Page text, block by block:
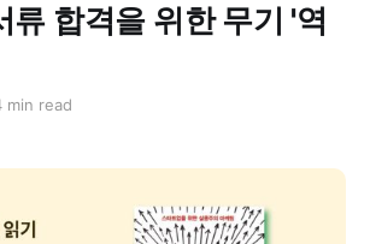
류 합격을 위한 무기 '역
min read